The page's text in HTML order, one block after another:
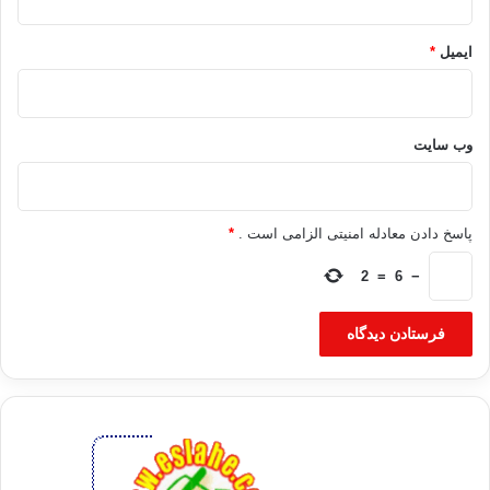
ایمیل *
وب‌ سایت
پاسخ دادن معادله امنیتی الزامی است . *
−
6
=
2